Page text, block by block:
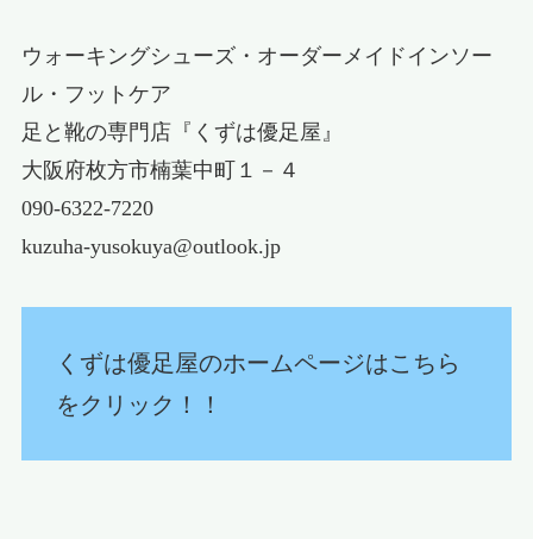
ウォーキングシューズ・オーダーメイドインソー
ル・フットケア
足と靴の専門店『くずは優足屋』
大阪府枚方市楠葉中町１－４
090-6322-7220
kuzuha-yusokuya@outlook.jp
くずは優足屋のホームページはこちら
をクリック！！